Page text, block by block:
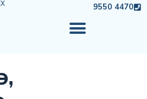
9550 4470